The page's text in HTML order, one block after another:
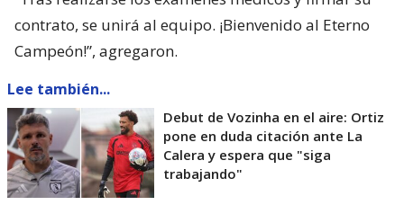
contrato, se unirá al equipo. ¡Bienvenido al Eterno
Campeón!”, agregaron.
Lee también...
Debut de Vozinha en el aire: Ortiz
pone en duda citación ante La
Calera y espera que "siga
trabajando"